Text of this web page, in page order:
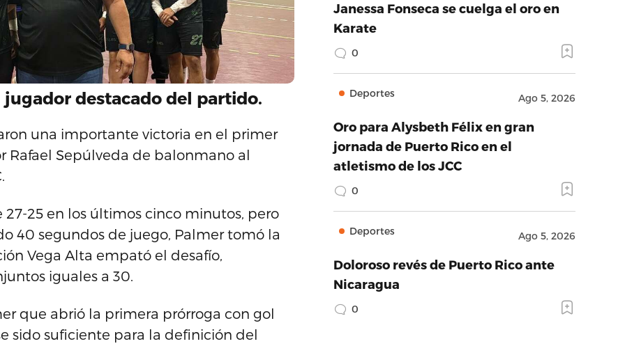
destacado del partido.
una importante victoria en el primer
Rafael Sepúlveda de balonmano al
25 en los últimos cinco minutos, pero
40 segundos de juego, Palmer tomó la
Vega Alta empató el desafío,
iguales a 30.
que abrió la primera prórroga con gol
sido suficiente para la definición del
Janessa Fonseca se cuelga el oro en
Karate
0
Deportes Ago 5, 2026
Oro para Alysbeth Félix en gran
jornada de Puerto Rico en el
atletismo de los JCC
0
Deportes Ago 5, 2026
Doloroso revés de Puerto Rico ante
Nicaragua
0